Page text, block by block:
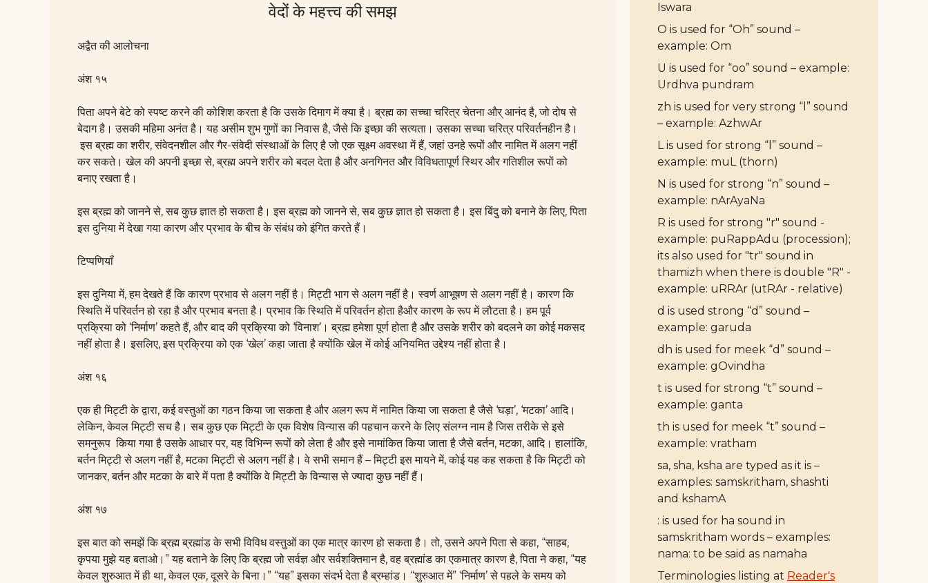
वेदों के महत्त्व की समझ
अद्वैत की आलोचना
अंश १५
पिता अपने बेटे को स्पष्ट करने की कोशिश करता है कि उसके दिमाग में क्या है।ब्रह्मका सच्चा चरित्र चेतना और् आनंद है, जो दोष से
बेदाग है। उसकी महिमा अनंत है। यह असीम शुभ गुणों का निवास है, जैसे कि इच्छा की सत्यता। उसका सच्चा चरित्र परिवर्तनहीन है।
इसब्रह्मका शरीर, संवेदनशील और गैर-संवेदी संस्थाओं के लिए है जो एक सूक्ष्म अवस्था में हैं, जहां उनहे रूपों और नामित में अलग नहीं
कर सकते। खेल की अपनी इच्छा से,ब्रह्मअपने शरीर को बदल देता है और अनगिनत और विविधतापूर्ण स्थिर और गतिशील रूपों को
बनाए रखता है।
इसब्रह्मको जानने से, सब कुछ ज्ञात हो सकता है। इसब्रह्मको जानने से, सब कुछ ज्ञात हो सकता है। इस बिंदु को बनाने के लिए, पिता
इस दुनिया में देखा गया कारण और प्रभाव के बीच के संबंध को इंगित करते हैं।
टिप्पणियाँ
इस दुनिया में, हम देखते हैं कि कारण प्रभाव से अलग नहीं है। मिट्टी भाग से अलग नहीं है। स्वर्ण आभूषण से अलग नहीं है। कारण कि
स्थिति में परिवर्तन हो रहा है और प्रभाव बनता है। प्रभाव कि स्थिति में परिवर्तन होता हैऔर कारण के रूप में लौटता है। हम पूर्व
प्रक्रिया को ‘निर्माण’ कहते हैं, और बाद की प्रक्रिया को ‘विनाश’। ब्रह्म हमेशा पूर्ण होता है और उसके शरीर को बदलने का कोई मकसद
नहीं होता है। इसलिए, इस प्रक्रिया को एक ‘खेल’ कहा जाता है क्योंकि खेल में कोई अनियमित उद्देश्य नहीं होता है।
अंश १६
एक ही मिट्टी के द्वारा, कई वस्तुओं का गठन किया जा सकता है और अलग रूप में नामित किया जा सकता है जैसे ‘घड़ा’, ‘मटका’ आदि।
लेकिन, केवल मिट्टी सच है। सब कुछ एक मिट्टी के एक विशेष विन्यास की पहचान करने के लिए संलग्न नाम है जिस तरीके से इसे
समनुरूप किया गया है उसके आधार पर, यह विभिन्न रूपों को लेता है और इसे नामांकित किया जाता है जैसे बर्तन, मटका, आदि। हालांकि,
बर्तन मिट्टी से अलग नहीं है, मटका मिट्टी से अलग नहीं है। वे सभी समान हैं – मिट्टी इस मायने में, कोई यह कह सकता है कि मिट्टी को
जानकर, बर्तन और मटका के बारे में पता है क्योंकि वे मिट्टी के विन्यास से ज्यादा कुछ नहीं हैं।
अंश १७
इस बात को समझें किब्रह्मब्रह्मांड के सभी विविध वस्तुओं का एक मात्र कारण हो सकता है। तो, उसने अपने पिता से कहा, “साहब,
कृपया मुझे यह बताओ।” यह बताने के लिए किब्रह्मजो सर्वज्ञ और सर्वशक्तिमान है, वह ब्रह्मांड का एकमात्र कारण है, पिता ने कहा, “यह
केवल शुरुआत में ही था, केवल एक, दूसरे के बिना।” “यह” इसका संदर्भ देता है ब्रम्हांड। “शुरुआत में” ‘निर्माण’ से पहले के समय को
Iswara
O is used for “Oh” sound –
example: Om
U is used for “oo” sound – example:
Urdhva pundram
zh is used for very strong “l” sound
– example: AzhwAr
L is used for strong “l” sound –
example: muL (thorn)
N is used for strong “n” sound –
example: nArAyaNa
R is used for strong "r" sound -
example: puRappAdu (procession);
its also used for "tr" sound in
thamizh when there is double "R" -
example: uRRAr (utRAr - relative)
d is used strong “d” sound –
example: garuda
dh is used for meek “d” sound –
example: gOvindha
t is used for strong “t” sound –
example: ganta
th is used for meek “t” sound –
example: vratham
sa, sha, ksha are typed as it is –
examples: samskritham, shashti
and kshamA
: is used for ha sound in
samskritham words – examples:
nama: to be said as namaha
Terminologies listing at Reader's